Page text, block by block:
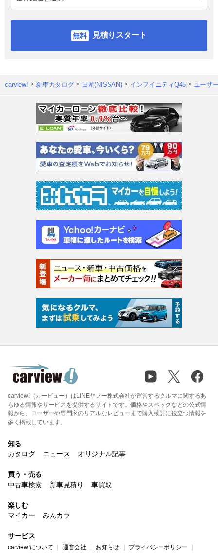
見積りスタート
carview! 新車カタログ 日産(NISSAN) インフイニティQ45 ユーザ
carview!（カービュー）はLINEヤフー株式会社が運営するクルマに関するあ
らゆる情報やサービスを提供するサイトです。価格やスペックなどの公式情
報から、ユーザーや専門家のリアルなレビューまで購入検討に役立つ情報を
多く掲載しています。
知る
カタログ
ニュース オリジナル記事
買う・売る
中古車検索
新車見積り 車買取
楽しむ
マイカー
みんカラ
サービス
carview!について 運営会社 お知らせ プライバシーポリシー